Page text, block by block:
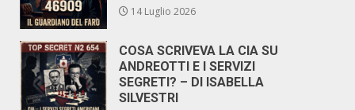
14 Luglio 2026
COSA SCRIVEVA LA CIA SU
ANDREOTTI E I SERVIZI
SEGRETI? – DI ISABELLA
SILVESTRI